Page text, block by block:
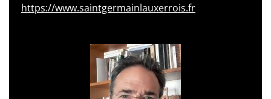
https://www.saintgermainlauxerrois.fr